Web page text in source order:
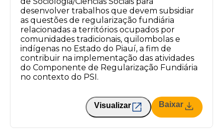
desenvolver trabalhos que devem subsidiar
as questões de regularização fundiária
relacionadas a territórios ocupados por
comunidades tradicionais, quilombolas e
indígenas no Estado do Piauí, a fim de
contribuir na implementação das atividades
do Componente de Regularização Fundiária
no contexto do PSI.
Visualizar Baixar